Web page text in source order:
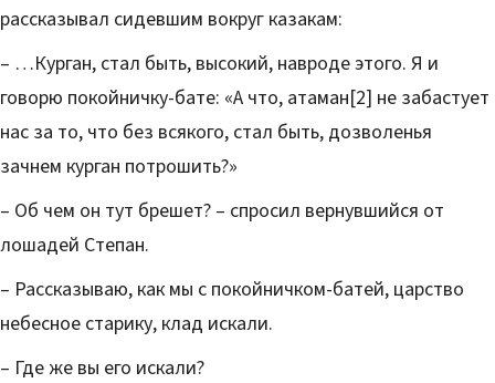
рассказывал сидевшим вокруг казакам:
– …Курган, стал быть, высокий, навроде этого. Я и
говорю покойничку-бате: «А что, атаман[2] не забастует
нас за то, что без всякого, стал быть, дозволенья
зачнем курган потрошить?»
– Об чем он тут брешет? – спросил вернувшийся от
лошадей Степан.
– Рассказываю, как мы с покойничком-батей, царство
небесное старику, клад искали.
– Где же вы его искали?